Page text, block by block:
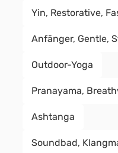
Yin, Restorative,
Anfänger, Gentle,
Outdoor-Yoga
Pranayama,
Ashtanga
Soundbad,